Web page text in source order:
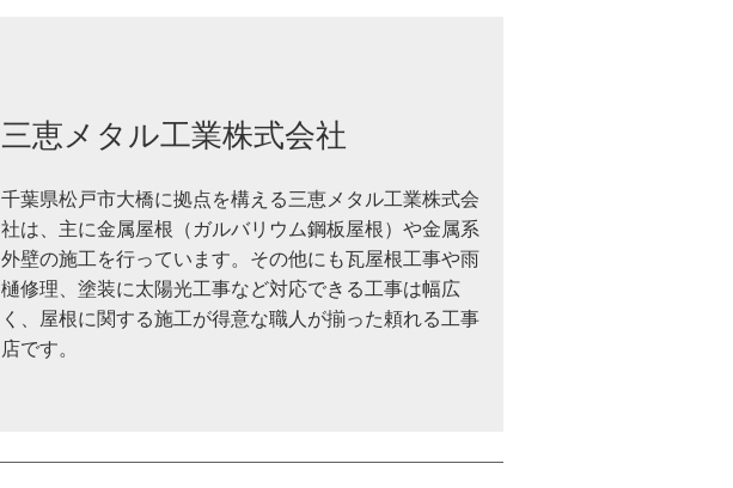
三恵メタル工業株式会社
千葉県松戸市大橋に拠点を構える三恵メタル工業株式会
社は、主に金属屋根（ガルバリウム鋼板屋根）や金属系
外壁の施工を行っています。その他にも瓦屋根工事や雨
樋修理、塗装に太陽光工事など対応できる工事は幅広
く、屋根に関する施工が得意な職人が揃った頼れる工事
店です。